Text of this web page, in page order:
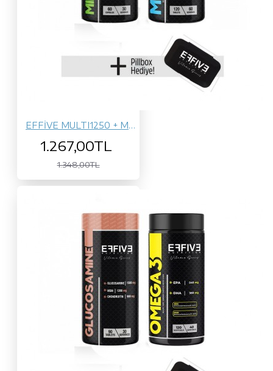
EFFİVE MULTI1250 + MİLK THİSTLE
1.267,00TL
1.348,00TL